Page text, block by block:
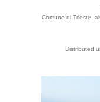
Comune di Trieste,
Distributed